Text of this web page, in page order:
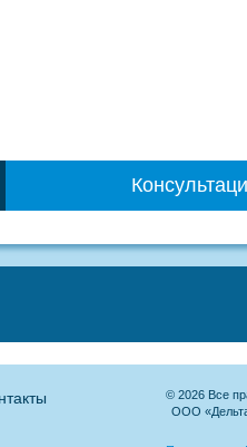
© 2026 Все
ООО